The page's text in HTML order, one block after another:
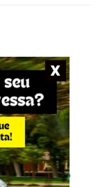
no próximo